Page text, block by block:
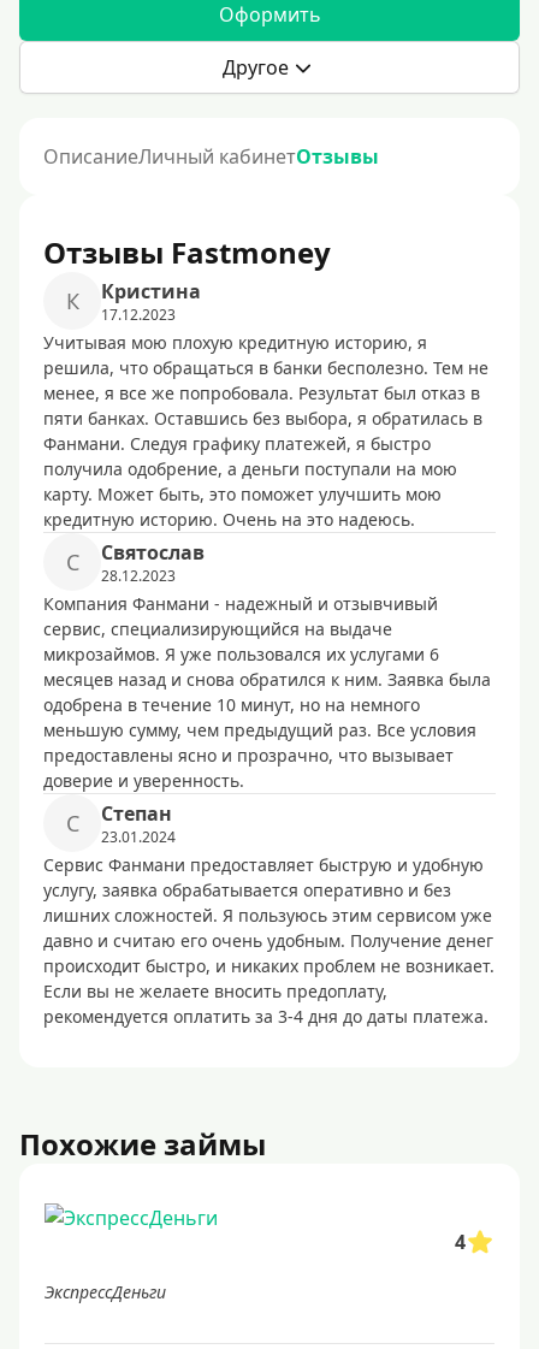
Оформить
Другое
ОписаниеЛичный кабинетОтзывы
Отзывы Fastmoney
К Кристина
17.12.2023
Учитывая мою плохую кредитную историю, я
решила, что обращаться в банки бесполезно. Тем не
менее, я все же попробовала. Результат был отказ в
пяти банках. Оставшись без выбора, я обратилась в
Фанмани. Следуя графику платежей, я быстро
получила одобрение, а деньги поступали на мою
карту. Может быть, это поможет улучшить мою
кредитную историю. Очень на это надеюсь.
С Святослав
28.12.2023
Компания Фанмани - надежный и отзывчивый
сервис, специализирующийся на выдаче
микрозаймов. Я уже пользовался их услугами 6
месяцев назад и снова обратился к ним. Заявка была
одобрена в течение 10 минут, но на немного
меньшую сумму, чем предыдущий раз. Все условия
предоставлены ясно и прозрачно, что вызывает
доверие и уверенность.
С Степан
23.01.2024
Сервис Фанмани предоставляет быструю и удобную
услугу, заявка обрабатывается оперативно и без
лишних сложностей. Я пользуюсь этим сервисом уже
давно и считаю его очень удобным. Получение денег
происходит быстро, и никаких проблем не возникает.
Если вы не желаете вносить предоплату,
рекомендуется оплатить за 3-4 дня до даты платежа.
Похожие займы
4
ЭкспрессДеньги